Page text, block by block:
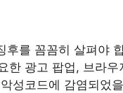
후를 꼼꼼히 살펴야
한 광고 팝업, 브라우
성코드에 감염되었